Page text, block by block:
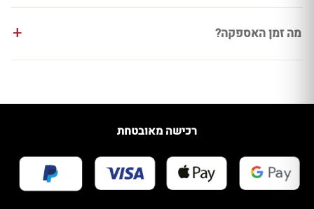
מה זמן האספקה?
רכישה מאובטחת